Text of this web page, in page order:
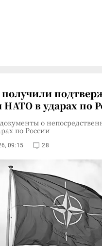
НАТО в ударах по
о
по России
09:15 28